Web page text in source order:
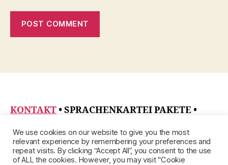
KONTAKT • SPRACHENKARTEI PAKETE •
IMPRESSUM
We use cookies on our website to give you the most
relevant experience by remembering your preferences and
repeat visits. By clicking “Accept All”, you consent to the use
of ALL the cookies. However, you may visit "Cookie